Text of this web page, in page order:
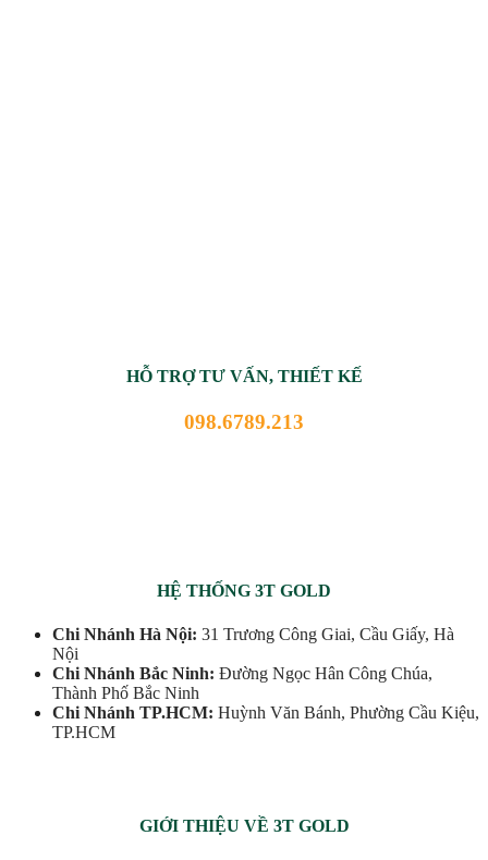
HỖ TRỢ TƯ VẤN, THIẾT KẾ
098.6789.213
HỆ THỐNG 3T GOLD
Chi Nhánh Hà Nội: 31 Trương Công Giai, Cầu Giấy, Hà
Nội
Chi Nhánh Bắc Ninh: Đường Ngọc Hân Công Chúa,
Thành Phố Bắc Ninh
Chi Nhánh TP.HCM: Huỳnh Văn Bánh, Phường Cầu Kiệu,
TP.HCM
GIỚI THIỆU VỀ 3T GOLD